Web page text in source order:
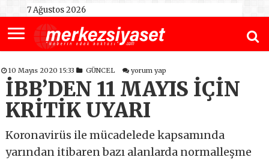
7 Ağustos 2026
10 Mayıs 2020 15:33 GÜNCEL yorum yap
İBB’DEN 11 MAYIS İÇİN
KRİTİK UYARI
Koronavirüs ile mücadelede kapsamında
yarından itibaren bazı alanlarda normalleşme